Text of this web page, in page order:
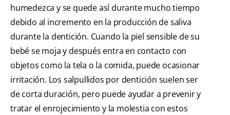
humedezca y se quede así durante mucho tiempo
debido al incremento en la producción de saliva
durante la dentición. Cuando la piel sensible de su
bebé se moja y después entra en contacto con
objetos como la tela o la comida, puede ocasionar
irritación. Los salpullidos por dentición suelen ser
de corta duración, pero puede ayudar a prevenir y
tratar el enrojecimiento y la molestia con estos